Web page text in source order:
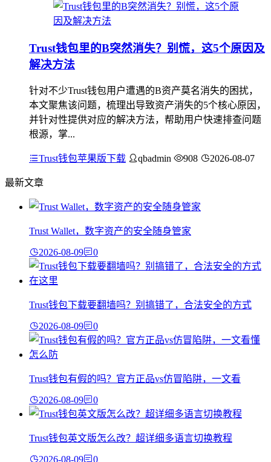
Trust钱包里的B突然消失？别慌，这5个原因及
解决方法
针对不少Trust钱包用户遭遇的B资产莫名消失的困扰，
本文聚焦该问题，梳理出导致资产消失的5个核心原因，
并针对性提供对应的解决方法，帮助用户快速排查问题
根源，掌...
Trust钱包苹果版下载 qbadmin 908 2026-08-07
最新文章
Trust Wallet，数字资产的安全随身管家
2026-08-09 0
Trust钱包下载要翻墙吗？别搞错了，合法安全的方式
2026-08-09 0
Trust钱包有假的吗？官方正品vs仿冒陷阱，一文看
2026-08-09 0
Trust钱包英文版怎么改？超详细多语言切换教程
2026-08-09 0